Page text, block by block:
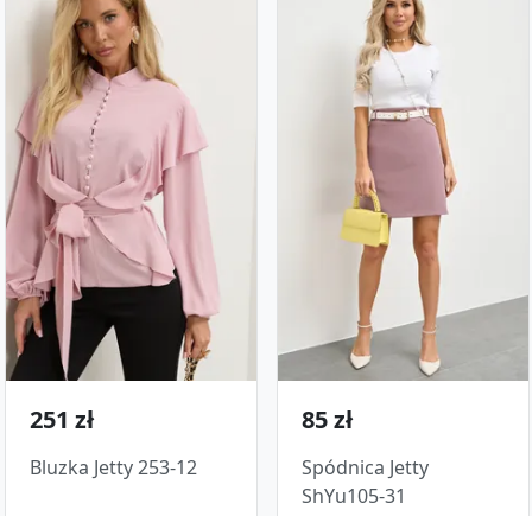
251 zł
Bluzka Jetty 253-12
85 zł
Spódnica Jetty
ShYu105-31